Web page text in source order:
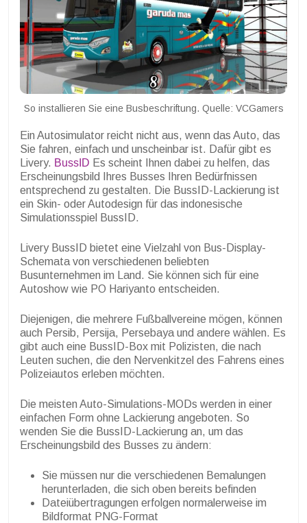
So installieren Sie eine Busbeschriftung. Quelle: VCGamers
Ein Autosimulator reicht nicht aus, wenn das Auto, das
Sie fahren, einfach und unscheinbar ist. Dafür gibt es
Livery. BussID Es scheint Ihnen dabei zu helfen, das
Erscheinungsbild Ihres Busses Ihren Bedürfnissen
entsprechend zu gestalten. Die BussID-Lackierung ist
ein Skin- oder Autodesign für das indonesische
Simulationsspiel BussID.
Livery BussID bietet eine Vielzahl von Bus-Display-
Schemata von verschiedenen beliebten
Busunternehmen im Land. Sie können sich für eine
Autoshow wie PO Hariyanto entscheiden.
Diejenigen, die mehrere Fußballvereine mögen, können
auch Persib, Persija, Persebaya und andere wählen. Es
gibt auch eine BussID-Box mit Polizisten, die nach
Leuten suchen, die den Nervenkitzel des Fahrens eines
Polizeiautos erleben möchten.
Die meisten Auto-Simulations-MODs werden in einer
einfachen Form ohne Lackierung angeboten. So
wenden Sie die BussID-Lackierung an, um das
Erscheinungsbild des Busses zu ändern:
Sie müssen nur die verschiedenen Bemalungen
herunterladen, die sich oben bereits befinden
Dateiübertragungen erfolgen normalerweise im
Bildformat PNG-Format